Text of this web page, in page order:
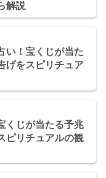
解説
い！宝くじが当た
げをスピリチュア
くじが当たる予兆
ピリチュアルの観